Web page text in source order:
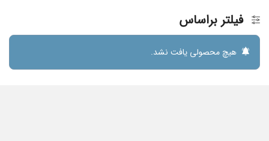
فیلتر براساس
هیچ محصولی یافت نشد.